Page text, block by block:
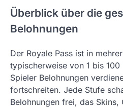
Überblick über die
Belohnungen
Der Royale Pass ist in
typischerweise von 1 bis
Spieler Belohnungen
fortschreiten. Jede Stufe
Belohnungen frei, das